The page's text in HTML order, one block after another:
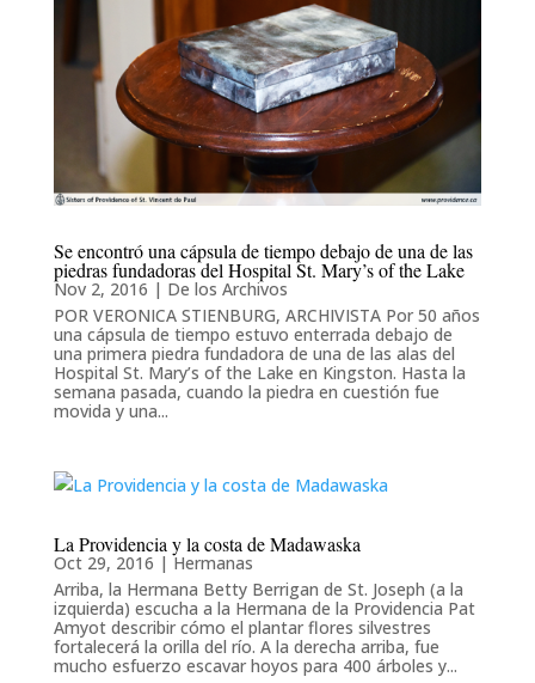
Se encontró una cápsula de tiempo debajo de una de las
piedras fundadoras del Hospital St. Mary’s of the Lake
Nov 2, 2016 | De los Archivos
POR VERONICA STIENBURG, ARCHIVISTA Por 50 años
una cápsula de tiempo estuvo enterrada debajo de
una primera piedra fundadora de una de las alas del
Hospital St. Mary’s of the Lake en Kingston. Hasta la
semana pasada, cuando la piedra en cuestión fue
movida y una...
La Providencia y la costa de Madawaska
Oct 29, 2016 | Hermanas
Arriba, la Hermana Betty Berrigan de St. Joseph (a la
izquierda) escucha a la Hermana de la Providencia Pat
Amyot describir cómo el plantar flores silvestres
fortalecerá la orilla del río. A la derecha arriba, fue
mucho esfuerzo escavar hoyos para 400 árboles y...